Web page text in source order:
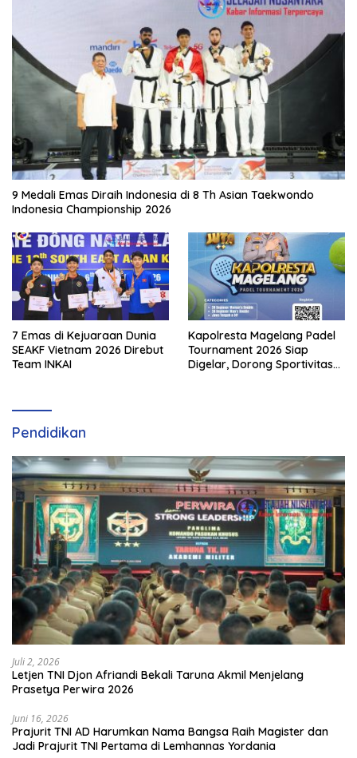
9 Medali Emas Diraih Indonesia di 8 Th Asian Taekwondo
Indonesia Championship 2026
7 Emas di Kejuaraan Dunia
SEAKF Vietnam 2026 Direbut
Team INKAI
Kapolresta Magelang Padel
Tournament 2026 Siap
Digelar, Dorong Sportivitas
Pendidikan
Juli 2, 2026
Letjen TNI Djon Afriandi Bekali Taruna Akmil Menjelang
Prasetya Perwira 2026
Juni 16, 2026
Prajurit TNI AD Harumkan Nama Bangsa Raih Magister dan
Jadi Prajurit TNI Pertama di Lemhannas Yordania